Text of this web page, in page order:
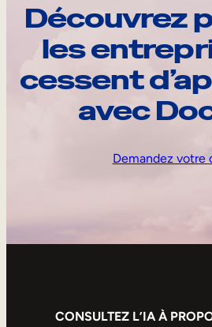
Découvrez
les
cessent
avec
Demandez votre
CONSULTEZ L’IA À